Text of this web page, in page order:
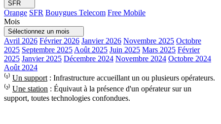
SFR
Orange SFR Bouygues Telecom Free Mobile
Mois
Sélectionnez un mois
Avril 2026 Février 2026 Janvier 2026 Novembre 2025 Octobre
2025 Septembre 2025 Août 2025 Juin 2025 Mars 2025 Février
2025 Janvier 2025 Décembre 2024 Novembre 2024 Octobre 2024
Août 2024
⁽¹⁾ Un support : Infrastructure accueillant un ou plusieurs opérateurs.
⁽²⁾ Une station : Équivaut à la présence d'un opérateur sur un
support, toutes technologies confondues.